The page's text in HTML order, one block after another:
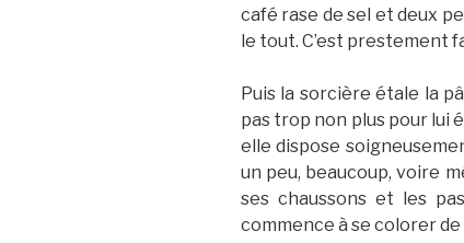
café rase de sel et deux
le tout. C’est prestement
Puis la sorcière étale la
pas trop non plus pour lui
elle dispose
un peu, beaucoup, voire
ses chaussons et les
commence à se colorer de